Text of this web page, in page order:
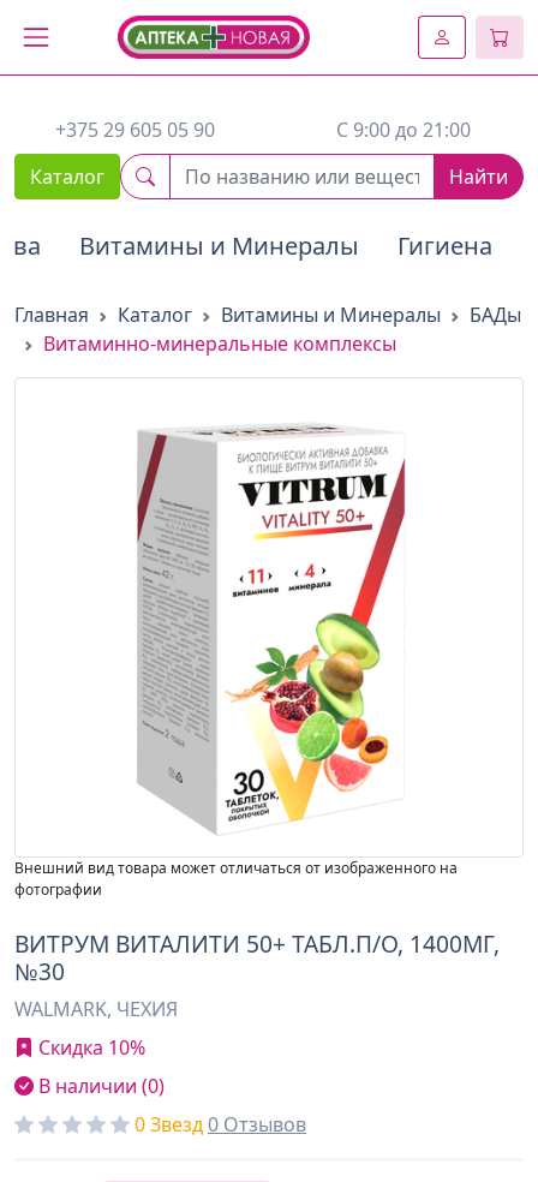
2. Вставьте этот код сразу же после открывающего тега :
+375 29 605 05 90
C 9:00 до 21:00
Каталог
Найти
Витамины и Минералы Гигиена
Главная Каталог Витамины и Минералы
БАДы
Витаминно-минеральные комплексы
Внешний вид товара может отличаться от изображенного на
фотографии
ВИТРУМ ВИТАЛИТИ 50+ ТАБЛ.П/О, 1400МГ,
№30
WALMARK, ЧЕХИЯ
Скидка 10%
В наличии (0)
0 Звезд0 Отзывов